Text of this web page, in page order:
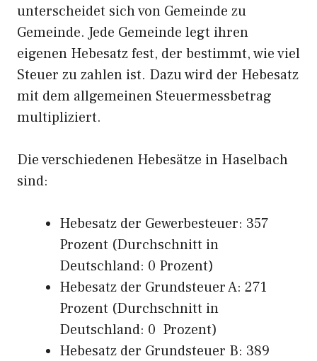
unterscheidet sich von Gemeinde zu
Gemeinde. Jede Gemeinde legt ihren
eigenen Hebesatz fest, der bestimmt, wie viel
Steuer zu zahlen ist. Dazu wird der Hebesatz
mit dem allgemeinen Steuermessbetrag
multipliziert.
Die verschiedenen Hebesätze in Haselbach
sind:
Hebesatz der Gewerbesteuer: 357
Prozent (Durchschnitt in
Deutschland: 0 Prozent)
Hebesatz der Grundsteuer A: 271
Prozent (Durchschnitt in
Deutschland: 0 Prozent)
Hebesatz der Grundsteuer B: 389